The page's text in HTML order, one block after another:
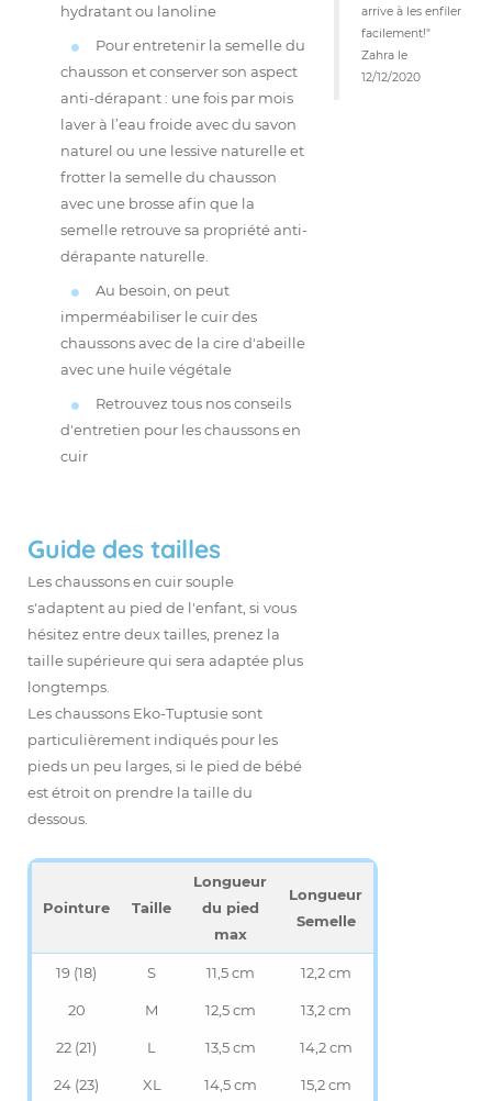
arrive à les enfiler
facilement!"
Zahrale
12/12/2020
hydratant ou lanoline
Pour entretenir la semelle du
chausson et conserver son aspect
anti-dérapant : une fois par mois
laver à l’eau froide avec du savon
naturel ou une lessive naturelleet
frotter la semelle du chausson
avec une brosse afin que la
semelle retrouve sa propriété anti-
dérapante naturelle.
Au besoin, on peut
imperméabiliser le cuir des
chaussons avec de la cire d'abeille
avec une huile végétale
Retrouvez tous nosconseils
d'entretien pour les chaussons en
cuir
Guide des tailles
Les chaussons en cuir souple
s'adaptent au pied de l'enfant, si vous
hésitez entre deux tailles, prenez la
taille supérieure qui sera adaptée plus
longtemps.
Les chaussons Eko-Tuptusie sont
particulièrement indiqués pour les
pieds un peu larges, si le pied de bébé
est étroit on prendre la taille du
dessous.
Pointure Taille
Longueur
du pied
max
Longueur
Semelle
19 (18) S 11,5 cm 12,2 cm
20 M 12,5 cm 13,2 cm
22 (21) L 13,5 cm 14,2 cm
24 (23) XL 14,5 cm 15,2 cm